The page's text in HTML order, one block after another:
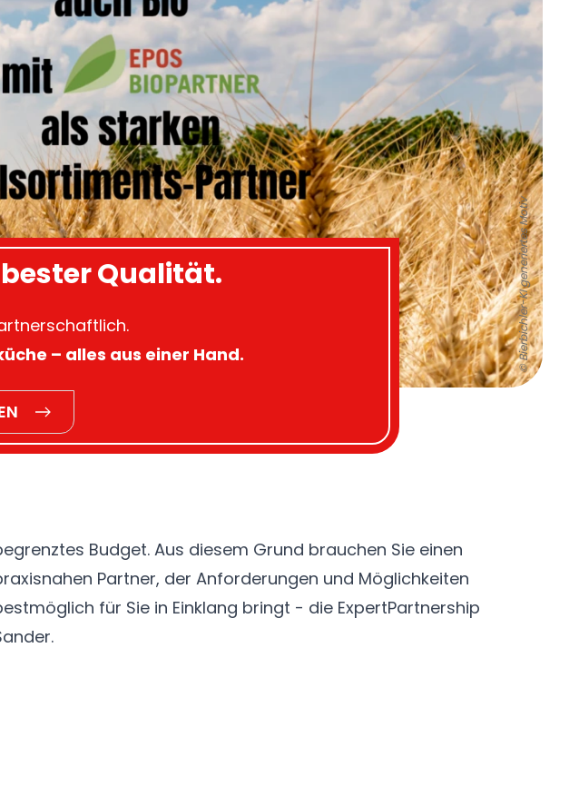
© Bierbichler-KI generiertes Motiv
bester Qualität.
– alles aus einer Hand.
für Sie in Einklang bringt - die ExpertPartnership
.